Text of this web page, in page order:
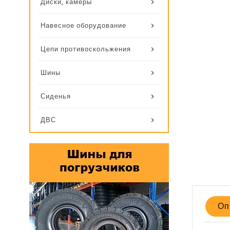
Навесное оборудование
Цепи противоскольжения
Шины
Сиденья
ДВС